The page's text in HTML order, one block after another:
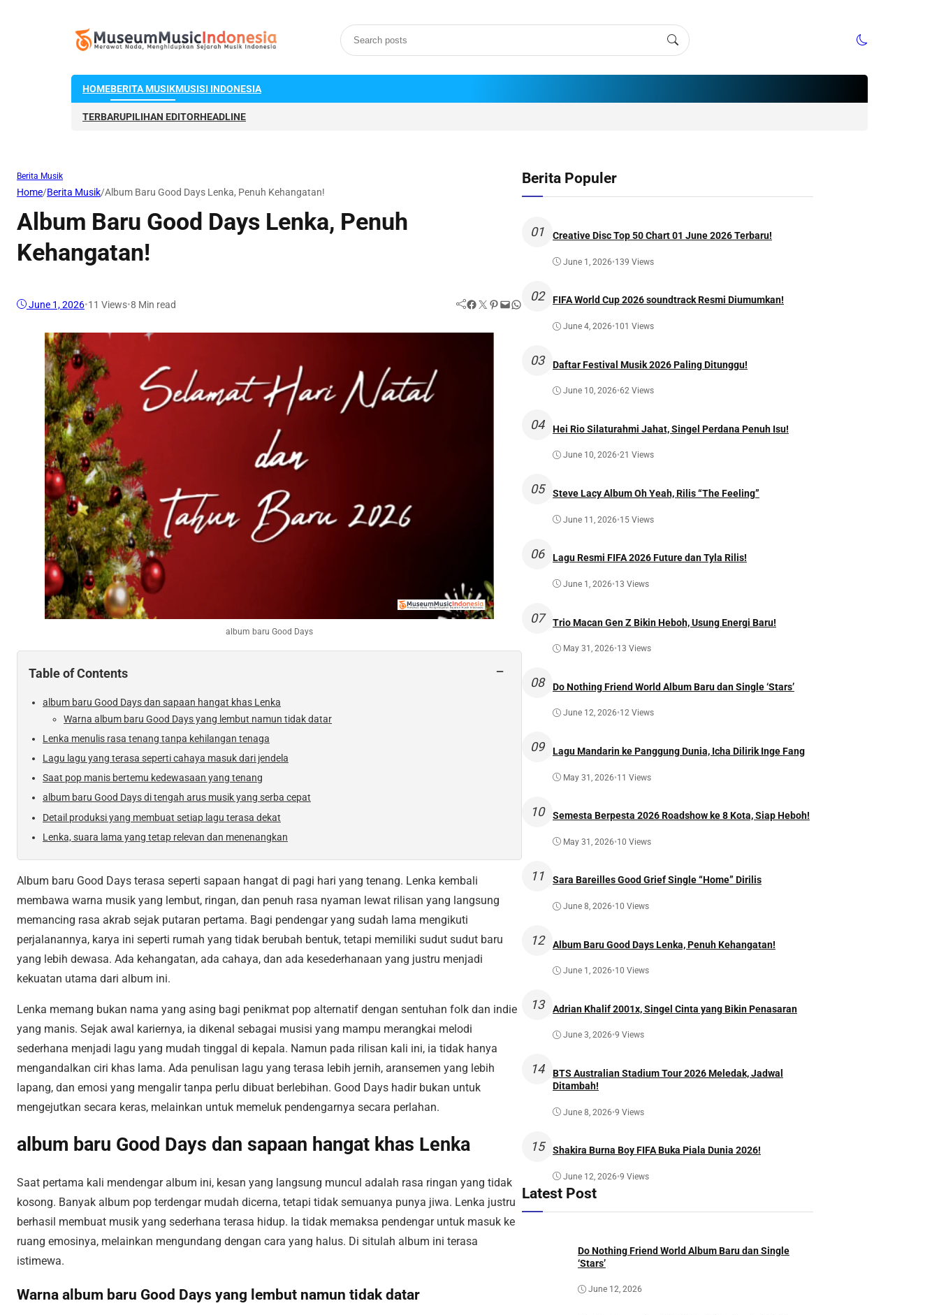
HOMEBERITA MUSIKMUSISI INDONESIA
TERBARUPILIHAN EDITORHEADLINE
Berita Musik
Home/Berita Musik/Album Baru Good Days Lenka, Penuh Kehangatan!
Album Baru Good Days Lenka, Penuh
Kehangatan!
June 1, 2026•11 Views•8 Min read Facebook Twitter Pinterest Mail WhatsApp
album baru Good Days
Table of Contents −
album baru Good Days dan sapaan hangat khas Lenka
Warna album baru Good Days yang lembut namun tidak datar
Lenka menulis rasa tenang tanpa kehilangan tenaga
Lagu lagu yang terasa seperti cahaya masuk dari jendela
Saat pop manis bertemu kedewasaan yang tenang
album baru Good Days di tengah arus musik yang serba cepat
Detail produksi yang membuat setiap lagu terasa dekat
Lenka, suara lama yang tetap relevan dan menenangkan
Album baru Good Days terasa seperti sapaan hangat di pagi hari yang tenang. Lenka kembali
membawa warna musik yang lembut, ringan, dan penuh rasa nyaman lewat rilisan yang langsung
memancing rasa akrab sejak putaran pertama. Bagi pendengar yang sudah lama mengikuti
perjalanannya, karya ini seperti rumah yang tidak berubah bentuk, tetapi memiliki sudut sudut baru
yang lebih dewasa. Ada kehangatan, ada cahaya, dan ada kesederhanaan yang justru menjadi
kekuatan utama dari album ini.
Lenka memang bukan nama yang asing bagi penikmat pop alternatif dengan sentuhan folk dan indie
yang manis. Sejak awal kariernya, ia dikenal sebagai musisi yang mampu merangkai melodi
sederhana menjadi lagu yang mudah tinggal di kepala. Namun pada rilisan kali ini, ia tidak hanya
mengandalkan ciri khas lama. Ada penulisan lagu yang terasa lebih jernih, aransemen yang lebih
lapang, dan emosi yang mengalir tanpa perlu dibuat berlebihan. Good Days hadir bukan untuk
mengejutkan secara keras, melainkan untuk memeluk pendengarnya secara perlahan.
album baru Good Days dan sapaan hangat khas Lenka
Saat pertama kali mendengar album ini, kesan yang langsung muncul adalah rasa ringan yang tidak
kosong. Banyak album pop terdengar mudah dicerna, tetapi tidak semuanya punya jiwa. Lenka justru
berhasil membuat musik yang sederhana terasa hidup. Ia tidak memaksa pendengar untuk masuk ke
ruang emosinya, melainkan mengundang dengan cara yang halus. Di situlah album ini terasa
istimewa.
Warna album baru Good Days yang lembut namun tidak datar
Berita Populer
01 Creative Disc Top 50 Chart 01 June 2026 Terbaru!
June 1, 2026•139 Views
02 FIFA World Cup 2026 soundtrack Resmi Diumumkan!
June 4, 2026•101 Views
03 Daftar Festival Musik 2026 Paling Ditunggu!
June 10, 2026•62 Views
04 Hei Rio Silaturahmi Jahat, Singel Perdana Penuh Isu!
June 10, 2026•21 Views
05 Steve Lacy Album Oh Yeah, Rilis “The Feeling”
June 11, 2026•15 Views
06 Lagu Resmi FIFA 2026 Future dan Tyla Rilis!
June 1, 2026•13 Views
07 Trio Macan Gen Z Bikin Heboh, Usung Energi Baru!
May 31, 2026•13 Views
08 Do Nothing Friend World Album Baru dan Single ‘Stars’
June 12, 2026•12 Views
09 Lagu Mandarin ke Panggung Dunia, Icha Dilirik Inge Fang
May 31, 2026•11 Views
10 Semesta Berpesta 2026 Roadshow ke 8 Kota, Siap Heboh!
May 31, 2026•10 Views
11 Sara Bareilles Good Grief Single “Home” Dirilis
June 8, 2026•10 Views
12 Album Baru Good Days Lenka, Penuh Kehangatan!
June 1, 2026•10 Views
13 Adrian Khalif 2001x, Singel Cinta yang Bikin Penasaran
June 3, 2026•9 Views
14
BTS Australian Stadium Tour 2026 Meledak, Jadwal
Ditambah!
June 8, 2026•9 Views
15 Shakira Burna Boy FIFA Buka Piala Dunia 2026!
June 12, 2026•9 Views
Latest Post
Do Nothing Friend World Album Baru dan Single
‘Stars’
June 12, 2026